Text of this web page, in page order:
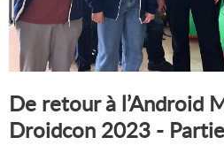
De retour à l’Android
Droidcon 2023 -